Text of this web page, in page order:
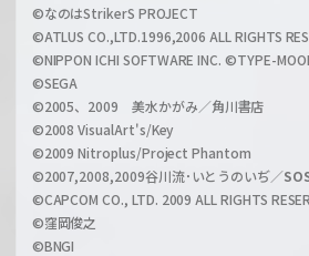
h
a
n
l
©なのはStrikerS PROJECT
©ATLUS CO.,LTD.1996,2006 ALL RIGHTS
©NIPPON ICHI SOFTWARE INC. ©TYPE-
©SEGA
©2005、2009 美水かがみ／角川書店
©2008 VisualArt's/Key
©2009 Nitroplus/Project Phantom
©2007,2008,2009谷川流･いとうのいぢ／
©CAPCOM CO., LTD. 2009 ALL RIGHTS
©窪岡俊之
©BNGI